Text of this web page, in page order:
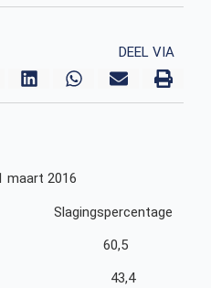
DEEL VIA
maart 2016
60,5